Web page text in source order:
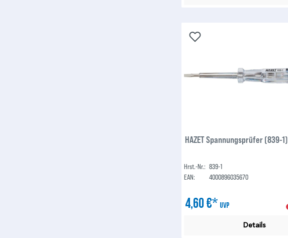
HAZET Spannungsprüfer (839-1)
Hrst.-Nr.: 839-1
EAN:
4000896035670
4,60 €* UVP
Details